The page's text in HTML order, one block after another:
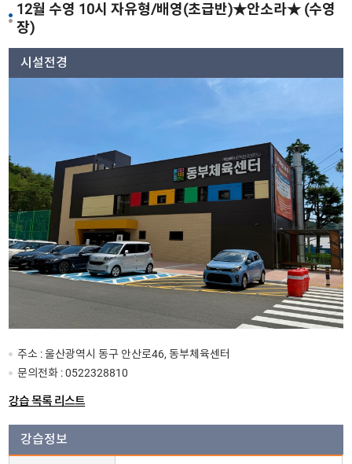
12월 수영 10시 자유형/배영(초급반)★안소라★ (수영
장)
시설전경
주소 : 울산광역시 동구 안산로46, 동부체육센터
문의전화 :0522328810
강습 목록 리스트
강습정보